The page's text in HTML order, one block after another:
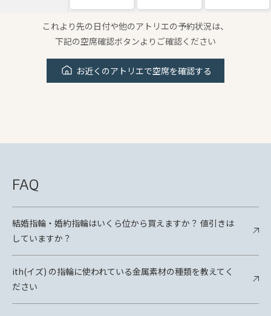
これより先の日付や他のアトリエの予約状況は、
下記の空席確認ボタンよりご確認ください
お近くのアトリエで空席を確認する
FAQ
結婚指輪・婚約指輪はいくら位から買えますか？ 値引きは
していますか？
ith(イズ) の指輪に使われている金属素材の種類を教えてく
ださい